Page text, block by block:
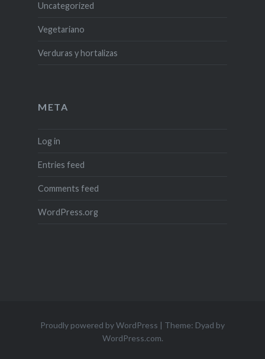
Uncategorized
Vegetariano
Verduras y hortalizas
META
Log in
Entries feed
Comments feed
WordPress.org
Proudly powered by WordPress | Theme: Dyad by
WordPress.com.